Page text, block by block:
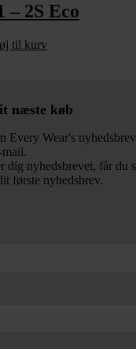
– 2S Eco
til kurv
næste køb
Every Wear's
dig nyhedsbrevet, får du
første nyhedsbrev.